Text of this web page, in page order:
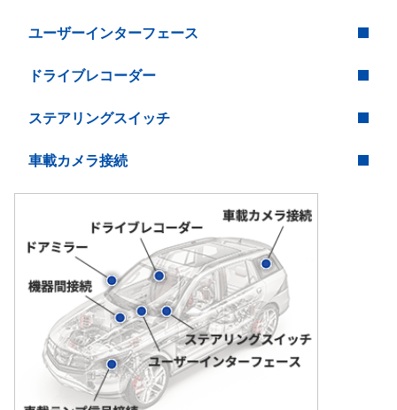
ユーザーインターフェース
ドライブレコーダー
ステアリングスイッチ
車載カメラ接続